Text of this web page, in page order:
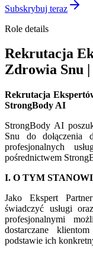
Subskrybuj teraz
Role details
Rekrutacja
Zdrowia Snu
Rekrutacja
StrongBody AI
StrongBody AI
Snu do dołączenia
profesjonalnych
pośrednictwem
I. O TYM
Jako Ekspert
świadczyć usługi
profesjonalnymi
dostarczane
podstawie ich